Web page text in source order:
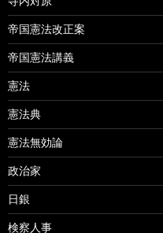
帝国憲法改正案
帝国憲法講義
憲法
憲法典
憲法無効論
政治家
日銀
検察人事